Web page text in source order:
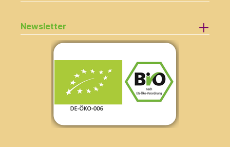
Newsletter